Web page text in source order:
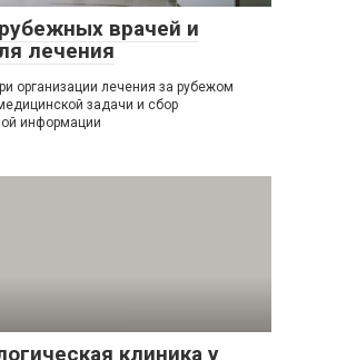
врачей и
лечения
организации лечения за рубежом
задачи и сбор
информации
клиника у